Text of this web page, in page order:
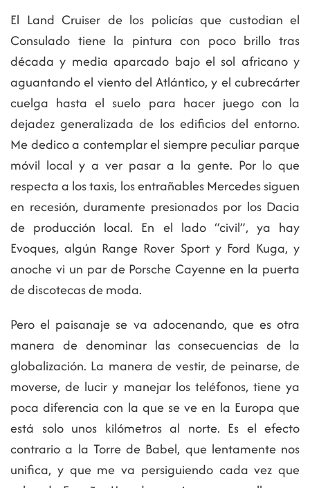
El Land Cruiser de los policías que custodian el
Consulado tiene la pintura con poco brillo tras
década y media aparcado bajo el sol africano y
aguantando el viento del Atlántico, y el cubrecárter
cuelga hasta el suelo para hacer juego con la
dejadez generalizada de los edificios del entorno.
Me dedico a contemplar el siempre peculiar parque
móvil local y a ver pasar a la gente. Por lo que
respecta a los taxis, los entrañables Mercedes siguen
en recesión, duramente presionados por los Dacia
de producción local. En el lado “civil”, ya hay
Evoques, algún Range Rover Sport y Ford Kuga, y
anoche vi un par de Porsche Cayenne en la puerta
de discotecas de moda.
Pero el paisanaje se va adocenando, que es otra
manera de denominar las consecuencias de la
globalización. La manera de vestir, de peinarse, de
moverse, de lucir y manejar los teléfonos, tiene ya
poca diferencia con la que se ve en la Europa que
está solo unos kilómetros al norte. Es el efecto
contrario a la Torre de Babel, que lentamente nos
unifica, y que me va persiguiendo cada vez que